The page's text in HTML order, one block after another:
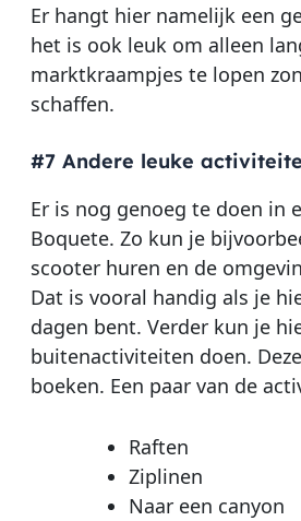
Er hangt hier namelijk een
het is ook leuk om alleen
marktkraampjes te lopen
schaffen.
#7 Andere leuke
Er is nog genoeg te doen in
Boquete. Zo kun je
scooter huren en de
Dat is vooral handig als je
dagen bent. Verder kun je
buitenactiviteiten doen.
boeken. Een paar van de
Raften
Ziplinen
Naar een canyon